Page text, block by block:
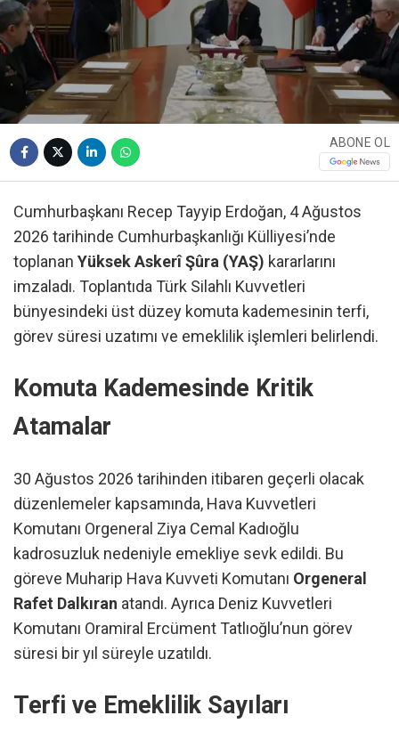
ABONE OL
Cumhurbaşkanı Recep Tayyip Erdoğan, 4 Ağustos
2026 tarihinde Cumhurbaşkanlığı Külliyesi’nde
toplanan Yüksek Askerî Şûra (YAŞ) kararlarını
imzaladı. Toplantıda Türk Silahlı Kuvvetleri
bünyesindeki üst düzey komuta kademesinin terfi,
görev süresi uzatımı ve emeklilik işlemleri belirlendi.
Komuta Kademesinde Kritik
Atamalar
30 Ağustos 2026 tarihinden itibaren geçerli olacak
düzenlemeler kapsamında, Hava Kuvvetleri
Komutanı Orgeneral Ziya Cemal Kadıoğlu
kadrosuzluk nedeniyle emekliye sevk edildi. Bu
göreve Muharip Hava Kuvveti Komutanı Orgeneral
Rafet Dalkıran atandı. Ayrıca Deniz Kuvvetleri
Komutanı Oramiral Ercüment Tatlıoğlu’nun görev
süresi bir yıl süreyle uzatıldı.
Terfi ve Emeklilik Sayıları